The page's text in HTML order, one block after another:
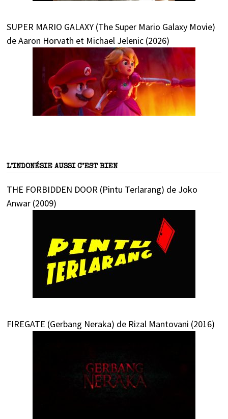
SUPER MARIO GALAXY (The Super Mario Galaxy Movie)
de Aaron Horvath et Michael Jelenic (2026)
L’INDONÉSIE AUSSI C’EST BIEN
THE FORBIDDEN DOOR (Pintu Terlarang) de Joko
Anwar (2009)
FIREGATE (Gerbang Neraka) de Rizal Mantovani (2016)